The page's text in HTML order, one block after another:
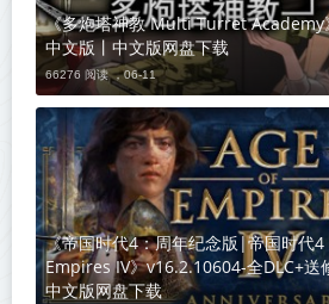
《多炮塔神教 Multi Turret Academy
中文版丨中文版网盘下载
66276 阅读 ，06-11
《帝国时代4：周年纪念版|帝国时代
Empires IV》v16.2.10604-全DLC+送
中文版网盘下载